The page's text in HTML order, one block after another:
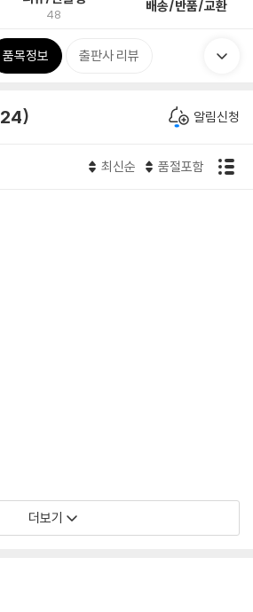
48 배송/반품/교환
품목정보 출판사 리뷰
24 알림신청
최신순 품절포함
더보기